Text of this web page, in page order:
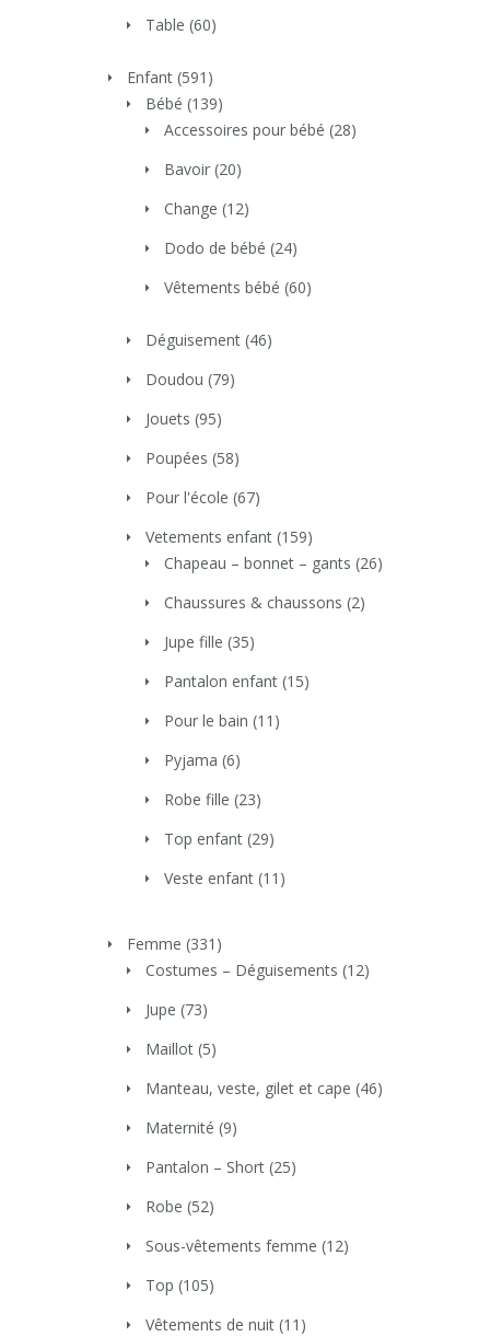
Table (60)
Enfant (591)
Bébé (139)
Accessoires pour bébé (28)
Bavoir (20)
Change (12)
Dodo de bébé (24)
Vêtements bébé (60)
Déguisement (46)
Doudou (79)
Jouets (95)
Poupées (58)
Pour l'école (67)
Vetements enfant (159)
Chapeau – bonnet – gants (26)
Chaussures & chaussons (2)
Jupe fille (35)
Pantalon enfant (15)
Pour le bain (11)
Pyjama (6)
Robe fille (23)
Top enfant (29)
Veste enfant (11)
Femme (331)
Costumes – Déguisements (12)
Jupe (73)
Maillot (5)
Manteau, veste, gilet et cape (46)
Maternité (9)
Pantalon – Short (25)
Robe (52)
Sous-vêtements femme (12)
Top (105)
Vêtements de nuit (11)